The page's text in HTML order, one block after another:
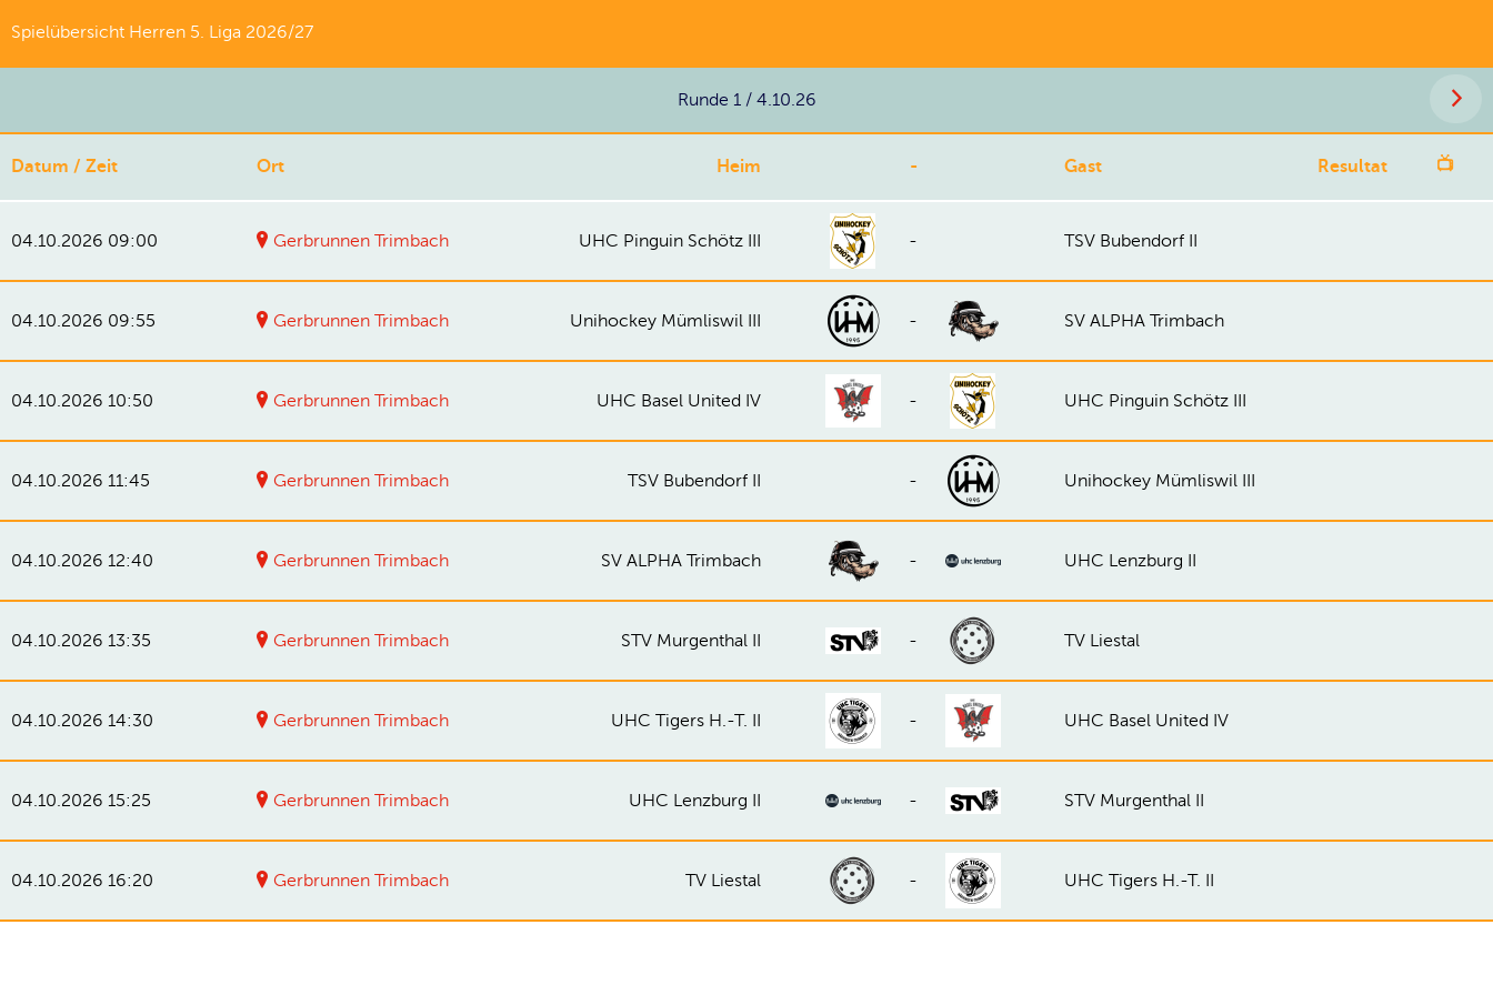
Spielübersicht Herren 5. Liga 2026/27
Runde 1 / 4.10.26
Datum / Zeit Ort Heim - Gast Resultat 📺
04.10.2026 09:00 Gerbrunnen Trimbach UHC Pinguin Schötz III - TSV Bubendorf II
04.10.2026 09:55 Gerbrunnen Trimbach Unihockey Mümliswil III - SV ALPHA Trimbach
04.10.2026 10:50 Gerbrunnen Trimbach UHC Basel United IV - UHC Pinguin Schötz III
04.10.2026 11:45 Gerbrunnen Trimbach TSV Bubendorf II - Unihockey Mümliswil III
04.10.2026 12:40 Gerbrunnen Trimbach SV ALPHA Trimbach - UHC Lenzburg II
04.10.2026 13:35 Gerbrunnen Trimbach STV Murgenthal II - TV Liestal
04.10.2026 14:30 Gerbrunnen Trimbach UHC Tigers H.-T. II - UHC Basel United IV
04.10.2026 15:25 Gerbrunnen Trimbach UHC Lenzburg II - STV Murgenthal II
04.10.2026 16:20 Gerbrunnen Trimbach TV Liestal - UHC Tigers H.-T. II